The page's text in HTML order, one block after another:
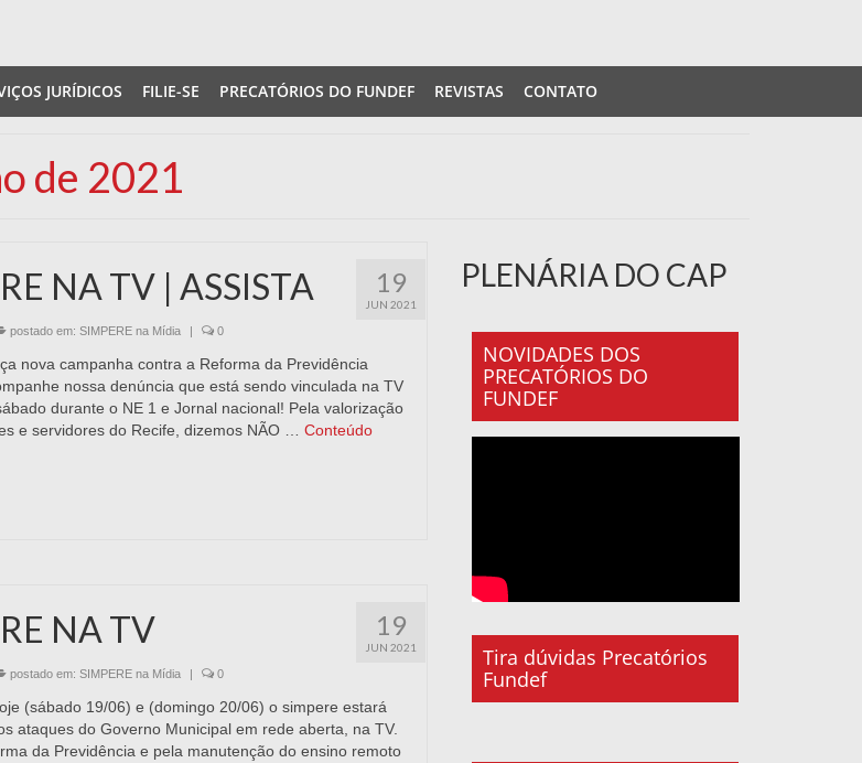
JURÍDICOS FILIE-SE PRECATÓRIOS DO FUNDEF REVISTAS CONTATO
de 2021
19
JUN 2021
NA TV | ASSISTA
postado em: SIMPERE na Mídia | 0
nova campanha contra a Reforma da Previdência
nossa denúncia que está sendo vinculada na TV
durante o NE 1 e Jornal nacional! Pela valorização
e servidores do Recife, dizemos NÃO … Conteúdo
19
JUN 2021
NA TV
postado em: SIMPERE na Mídia | 0
(sábado 19/06) e (domingo 20/06) o simpere estará
ataques do Governo Municipal em rede aberta, na TV.
da Previdência e pela manutenção do ensino remoto
PLENÁRIA DO CAP
NOVIDADES DOS
PRECATÓRIOS DO
FUNDEF
Tira dúvidas Precatórios
Fundef